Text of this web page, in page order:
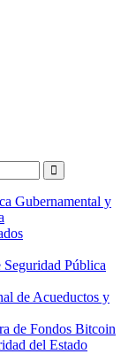
Gubernamental y
Pública
de Acueductos y
de Fondos Bitcoin
del Estado